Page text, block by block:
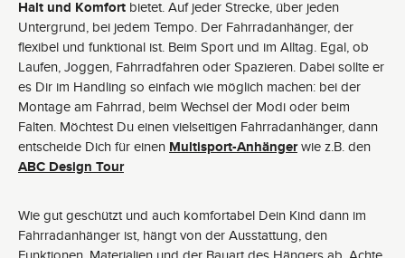
Halt und Komfort bietet. Auf jeder Strecke, über jeden
Untergrund, bei jedem Tempo. Der Fahrradanhänger, der
flexibel und funktional ist. Beim Sport und im Alltag. Egal, ob
Laufen, Joggen, Fahrradfahren oder Spazieren. Dabei sollte er
es Dir im Handling so einfach wie möglich machen: bei der
Montage am Fahrrad, beim Wechsel der Modi oder beim
Falten. Möchtest Du einen vielseitigen Fahrradanhänger, dann
entscheide Dich für einen Multisport-Anhängerwie z.B. den
ABC Design Tour
Wie gut geschützt und auch komfortabel Dein Kind dann im
Fahrradanhänger ist, hängt von der Ausstattung, den